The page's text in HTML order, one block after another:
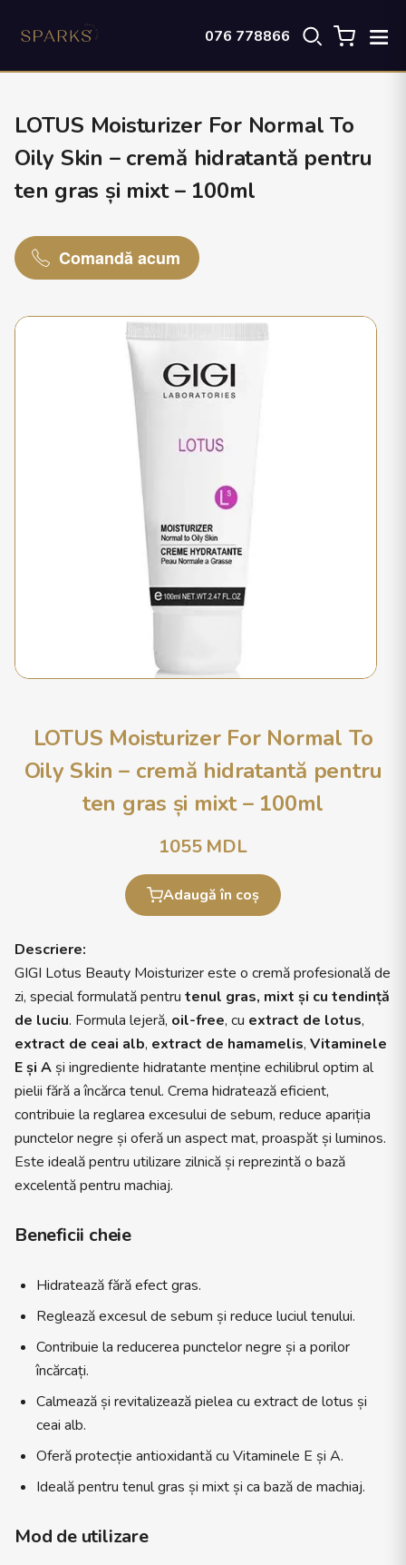
076 778866
LOTUS Moisturizer For Normal To
Oily Skin – cremă hidratantă pentru
ten gras și mixt – 100ml
Comandă acum
LOTUS Moisturizer For Normal To
Oily Skin – cremă hidratantă pentru
ten gras și mixt – 100ml
1055MDL
Adaugă în coș
Descriere:
GIGI Lotus Beauty Moisturizer este o cremă profesională de
zi, special formulată pentru tenul gras, mixt și cu tendință
de luciu. Formula lejeră, oil-free, cu extract de lotus,
extract de ceai alb, extract de hamamelis, Vitaminele
E și A și ingrediente hidratante menține echilibrul optim al
pielii fără a încărca tenul. Crema hidratează eficient,
contribuie la reglarea excesului de sebum, reduce apariția
punctelor negre și oferă un aspect mat, proaspăt și luminos.
Este ideală pentru utilizare zilnică și reprezintă o bază
excelentă pentru machiaj.
Beneficii cheie
Hidratează fără efect gras.
Reglează excesul de sebum și reduce luciul tenului.
Contribuie la reducerea punctelor negre și a porilor
încărcați.
Calmează și revitalizează pielea cu extract de lotus și
ceai alb.
Oferă protecție antioxidantă cu Vitaminele E și A.
Ideală pentru tenul gras și mixt și ca bază de machiaj.
Mod de utilizare